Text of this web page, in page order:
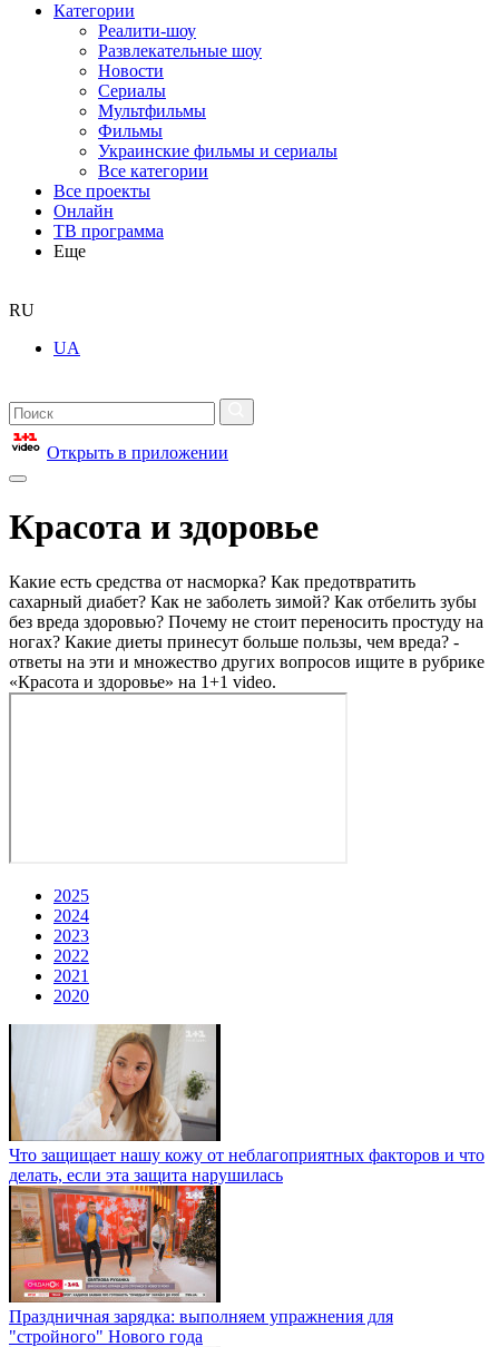
Категории
Реалити-шоу
Развлекательные шоу
Новости
Сериалы
Мультфильмы
Фильмы
Украинские фильмы и сериалы
Все категории
Все проекты
Онлайн
ТВ программа
Еще
RU
UA
Открыть в приложении
Красота и здоровье
Какие есть средства от насморка? Как предотвратить
сахарный диабет? Как не заболеть зимой? Как отбелить зубы
без вреда здоровью? Почему не стоит переносить простуду на
ногах? Какие диеты принесут больше пользы, чем вреда? -
ответы на эти и множество других вопросов ищите в рубрике
«Красота и здоровье» на 1+1 video.
2025
2024
2023
2022
2021
2020
Что защищает нашу кожу от неблагоприятных факторов и что
делать, если эта защита нарушилась
Праздничная зарядка: выполняем упражнения для
"стройного" Нового года